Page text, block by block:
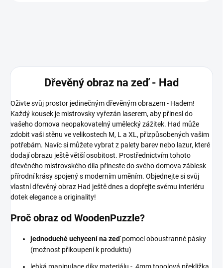
Dřevěný obraz na zeď - Had
Oživte svůj prostor jedinečným dřevěným obrazem - Hadem!
Každý kousek je mistrovsky vyřezán laserem, aby přinesl do
vašeho domova neopakovatelný umělecký zážitek. Had může
zdobit vaši stěnu ve velikostech M, L a XL, přizpůsobených vašim
potřebám. Navíc si můžete vybrat z palety barev nebo lazur, které
dodají obrazu ještě větší osobitost. Prostřednictvím tohoto
dřevěného mistrovského díla přineste do svého domova záblesk
přírodní krásy spojený s moderním uměním. Objednejte si svůj
vlastní dřevěný obraz Had ještě dnes a dopřejte svému interiéru
dotek elegance a originality!
Proč obraz od WoodenPuzzle?
jednoduché uchycení na zeďpomocí oboustranné pásky
(možnost přikoupení k produktu)
lehká manipulace díky materiálu - 4mm topolová překližka